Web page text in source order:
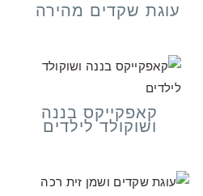
עוגת שקדים מהירה
קאפקייקס בננה
ושוקולד לילדים